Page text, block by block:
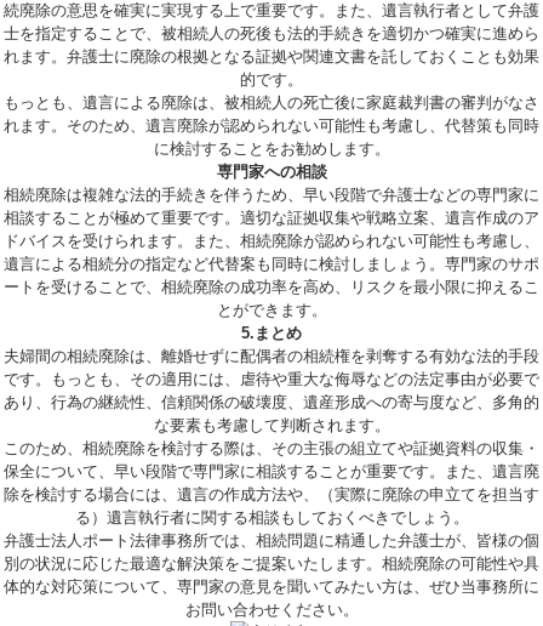
続廃除の意思を確実に実現する上で重要です。また、遺言執行者として弁護
士を指定することで、被相続人の死後も法的手続きを適切かつ確実に進めら
れます。弁護士に廃除の根拠となる証拠や関連文書を託しておくことも効果
的です。
もっとも、遺言による廃除は、被相続人の死亡後に家庭裁判書の審判がなさ
れます。そのため、遺言廃除が認められない可能性も考慮し、代替策も同時
に検討することをお勧めします。
専門家への相談
相続廃除は複雑な法的手続きを伴うため、早い段階で弁護士などの専門家に
相談することが極めて重要です。適切な証拠収集や戦略立案、遺言作成のア
ドバイスを受けられます。また、相続廃除が認められない可能性も考慮し、
遺言による相続分の指定など代替案も同時に検討しましょう。専門家のサポ
ートを受けることで、相続廃除の成功率を高め、リスクを最小限に抑えるこ
とができます。
5.まとめ
夫婦間の相続廃除は、離婚せずに配偶者の相続権を剥奪する有効な法的手段
です。もっとも、その適用には、虐待や重大な侮辱などの法定事由が必要で
あり、行為の継続性、信頼関係の破壊度、遺産形成への寄与度など、多角的
な要素も考慮して判断されます。
このため、相続廃除を検討する際は、その主張の組立てや証拠資料の収集・
保全について、早い段階で専門家に相談することが重要です。また、遺言廃
除を検討する場合には、遺言の作成方法や、（実際に廃除の申立てを担当す
る）遺言執行者に関する相談もしておくべきでしょう。
弁護士法人ポート法律事務所では、相続問題に精通した弁護士が、皆様の個
別の状況に応じた最適な解決策をご提案いたします。相続廃除の可能性や具
体的な対応策について、専門家の意見を聞いてみたい方は、ぜひ当事務所に
お問い合わせください。